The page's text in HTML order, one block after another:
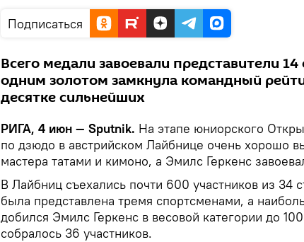
Подписаться
Всего медали завоевали представители 14
одним золотом замкнула командный
десятке сильнейших
РИГА, 4 июн — Sputnik. На этапе юниорского
по дзюдо в австрийском Лайбнице очень хорошо
мастера татами и кимоно, а Эмилс Геркенс
В Лайбниц съехались почти 600 участников из 34
была представлена тремя спортсменами, а
добился Эмилс Геркенс в весовой категории до
собралось 36 участников.